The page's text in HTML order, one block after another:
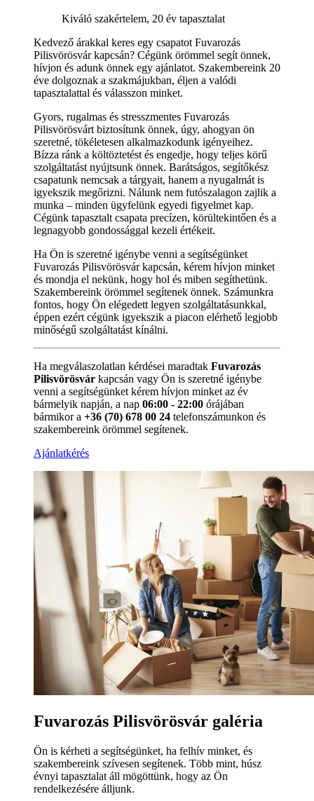
Kiváló szakértelem, 20 év tapasztalat
Kedvező árakkal keres egy csapatot Fuvarozás
Pilisvörösvár kapcsán? Cégünk örömmel segít önnek,
hívjon és adunk önnek egy ajánlatot. Szakembereink 20
éve dolgoznak a szakmájukban, éljen a valódi
tapasztalattal és válasszon minket.
Gyors, rugalmas és stresszmentes Fuvarozás
Pilisvörösvárt biztosítunk önnek, úgy, ahogyan ön
szeretné, tökéletesen alkalmazkodunk igényeihez.
Bízza ránk a költöztetést és engedje, hogy teljes körű
szolgáltatást nyújtsunk önnek. Barátságos, segítőkész
csapatunk nemcsak a tárgyait, hanem a nyugalmát is
igyekszik megőrizni. Nálunk nem futószalagon zajlik a
munka – minden ügyfelünk egyedi figyelmet kap.
Cégünk tapasztalt csapata precízen, körültekintően és a
legnagyobb gondossággal kezeli értékeit.
Ha Ön is szeretné igénybe venni a segítségünket
Fuvarozás Pilisvörösvár kapcsán, kérem hívjon minket
és mondja el nekünk, hogy hol és miben segíthetünk.
Szakembereink örömmel segítenek önnek. Számunkra
fontos, hogy Ön elégedett legyen szolgáltatásunkkal,
éppen ezért cégünk igyekszik a piacon elérhető legjobb
minőségű szolgáltatást kínálni.
Ha megválaszolatlan kérdései maradtak Fuvarozás
Pilisvörösvár kapcsán vagy Ön is szeretné igénybe
venni a segítségünket kérem hívjon minket az év
bármelyik napján, a nap 06:00 - 22:00 órájában
bármikor a +36 (70) 678 00 24 telefonszámunkon és
szakembereink örömmel segítenek.
Ajánlatkérés
Fuvarozás Pilisvörösvár galéria
Ön is kérheti a segítségünket, ha felhív minket, és
szakembereink szívesen segítenek. Több mint, húsz
évnyi tapasztalat áll mögöttünk, hogy az Ön
rendelkezésére álljunk.